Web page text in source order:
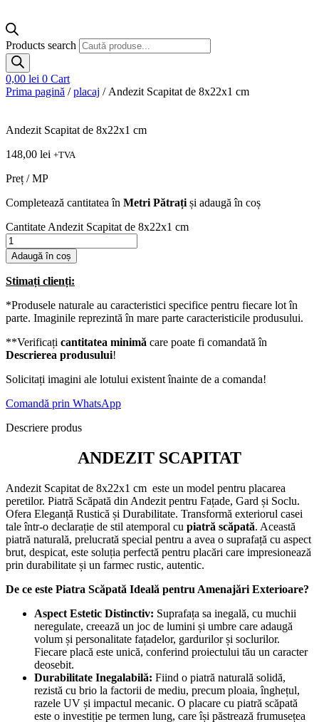
Products search
0,00 lei 0 Cart
Prima pagină /placaj / Andezit Scapitat de 8x22x1 cm
Andezit Scapitat de 8x22x1 cm
148,00 lei +TVA
Preț / MP
Completează cantitatea în Metri Pătrați și adaugă în coș
Cantitate Andezit Scapitat de 8x22x1 cm
Adaugă în coș
Stimați clienți:
*Produsele naturale au caracteristici specifice pentru fiecare lot în
parte. Imaginile reprezintă în mare parte caracteristicile produsului.
**Verificați cantitatea minimă care poate fi comandată în
Descrierea produsului!
Solicitați imagini ale lotului existent înainte de a comanda!
Comandă prin WhatsApp
Descriere produs
ANDEZIT SCAPITAT
Andezit Scapitat de 8x22x1 cm este un model pentru placarea
peretilor. Piatră Scăpată din Andezit pentru Fațade, Gard și Soclu.
Ofera Eleganță Rustică și Durabilitate. Transformă exteriorul casei
tale într-o declarație de stil atemporal cu piatră scăpată. Această
piatră naturală, prelucrată special pentru a avea o suprafață cu aspect
brut, despicat, este soluția perfectă pentru placări care impresionează
prin durabilitate și un farmec rustic, autentic.
De ce este Piatra Scăpată Ideală pentru Amenajări Exterioare?
Aspect Estetic Distinctiv: Suprafața sa inegală, cu muchii
neregulate, creează un joc de lumini și umbre care adaugă
volum și personalitate fațadelor, gardurilor și soclurilor.
Fiecare placă este unică, conferind proiectului tău un caracter
deosebit.
Durabilitate Inegalabilă: Fiind o piatră naturală solidă,
rezistă cu brio la factorii de mediu, precum ploaia, înghețul,
razele UV și impactul mecanic. O placare cu piatră scăpată
este o investiție pe termen lung, care își păstrează frumusețea